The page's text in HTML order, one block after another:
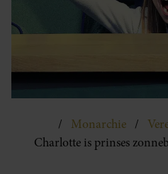
Monarchie
Charlotte is prinses